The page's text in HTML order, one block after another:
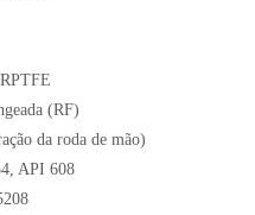
(RF)
da roda de mão)
API 608